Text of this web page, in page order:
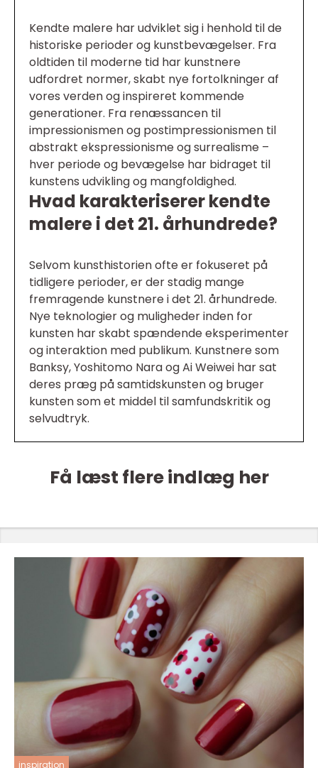
Kendte malere har udviklet sig i henhold til de
historiske perioder og kunstbevægelser. Fra
oldtiden til moderne tid har kunstnere
udfordret normer, skabt nye fortolkninger af
vores verden og inspireret kommende
generationer. Fra renæssancen til
impressionismen og postimpressionismen til
abstrakt ekspressionisme og surrealisme –
hver periode og bevægelse har bidraget til
kunstens udvikling og mangfoldighed.
Hvad karakteriserer kendte
malere i det 21. århundrede?
Selvom kunsthistorien ofte er fokuseret på
tidligere perioder, er der stadig mange
fremragende kunstnere i det 21. århundrede.
Nye teknologier og muligheder inden for
kunsten har skabt spændende eksperimenter
og interaktion med publikum. Kunstnere som
Banksy, Yoshitomo Nara og Ai Weiwei har sat
deres præg på samtidskunsten og bruger
kunsten som et middel til samfundskritik og
selvudtryk.
Få læst flere indlæg her
inspiration